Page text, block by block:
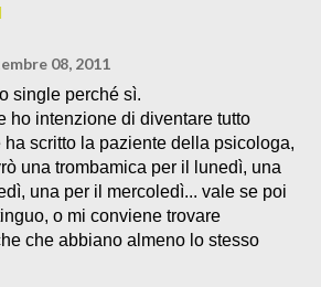
08, 2011
single perché sì.
ho intenzione di diventare tutto
ha scritto la paziente della psicologa,
una trombamica per il lunedì, una
una per il mercoledì... vale se poi
o mi conviene trovare
che abbiano almeno lo stesso